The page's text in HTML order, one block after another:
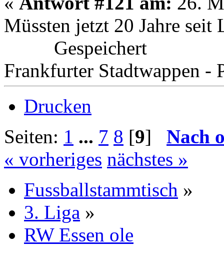
Müssten jetzt 20 Jahre
Gespeichert
Frankfurter Stadtwappen -
Drucken
Seiten: 1 ... 7 8 [9] Nach
« vorheriges nächstes »
Fussballstammtisch »
3. Liga »
RW Essen ole